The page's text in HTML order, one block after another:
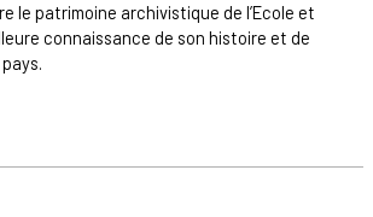
le patrimoine archivistique de l’Ecole et
connaissance de son histoire et de